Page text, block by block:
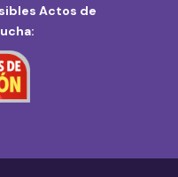
Actos de